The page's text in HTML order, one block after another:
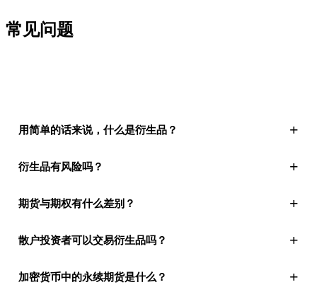
常见问题
用简单的话来说，什么是衍生品？ +
衍生品有风险吗？ +
期货与期权有什么差别？ +
散户投资者可以交易衍生品吗？ +
加密货币中的永续期货是什么？ +